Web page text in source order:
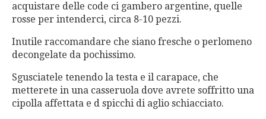
acquistare delle code ci gambero argentine, quelle
rosse per intenderci, circa 8-10 pezzi.
Inutile raccomandare che siano fresche o perlomeno
decongelate da pochissimo.
Sgusciatele tenendo la testa e il carapace, che
metterete in una casseruola dove avrete soffritto una
cipolla affettata e d spicchi di aglio schiacciato.